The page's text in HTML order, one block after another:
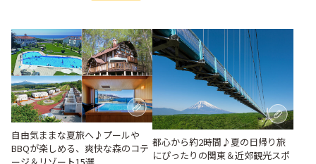
自由気ままな夏旅へ♪プールや
BBQが楽しめる、爽快な森のコテ
都心から約2時間♪夏の日帰り旅
にぴったりの関東＆近郊観光スポ